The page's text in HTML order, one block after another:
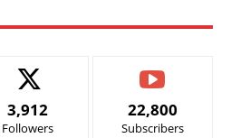
3,912
Followers
22,800
Subscribers